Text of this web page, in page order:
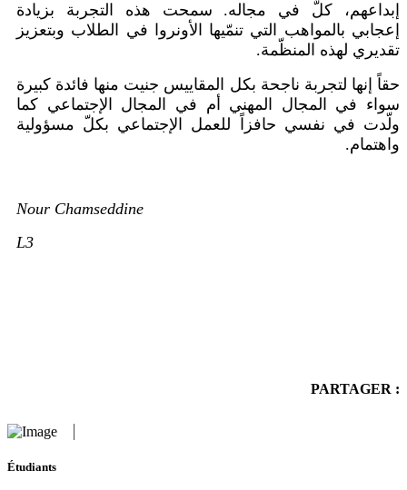
إبداعهم، كلٌّ في مجاله. سمحت هذه التجربة بزيادة
إعجابي بالمواهب التي تنمّيها الأونروا في الطلاب وبتعزيز
تقديري لهذه المنظّمة.
حقاً إنها لتجربة ناجحة بكل المقاييس جنيت منها فائدة كبيرة
سواء في المجال المهني أم في المجال الإجتماعي كما
ولّدت في نفسي حافزاً للعمل الإجتماعي بكلّ مسؤولية
واهتمام.
Nour Chamseddine
L3
PARTAGER :
Étudiants